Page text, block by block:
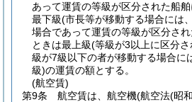
あって運賃の等級が区分された船
最下級(市長等が移動する場合には
場合であって運賃の等級が区分さ
ときは最上級(等級が3以上に区分
級が7級以下の者が移動する場合に
級)の運賃の額とする。
(航空賃)
第9条
航空賃は、航空機(航空法(昭